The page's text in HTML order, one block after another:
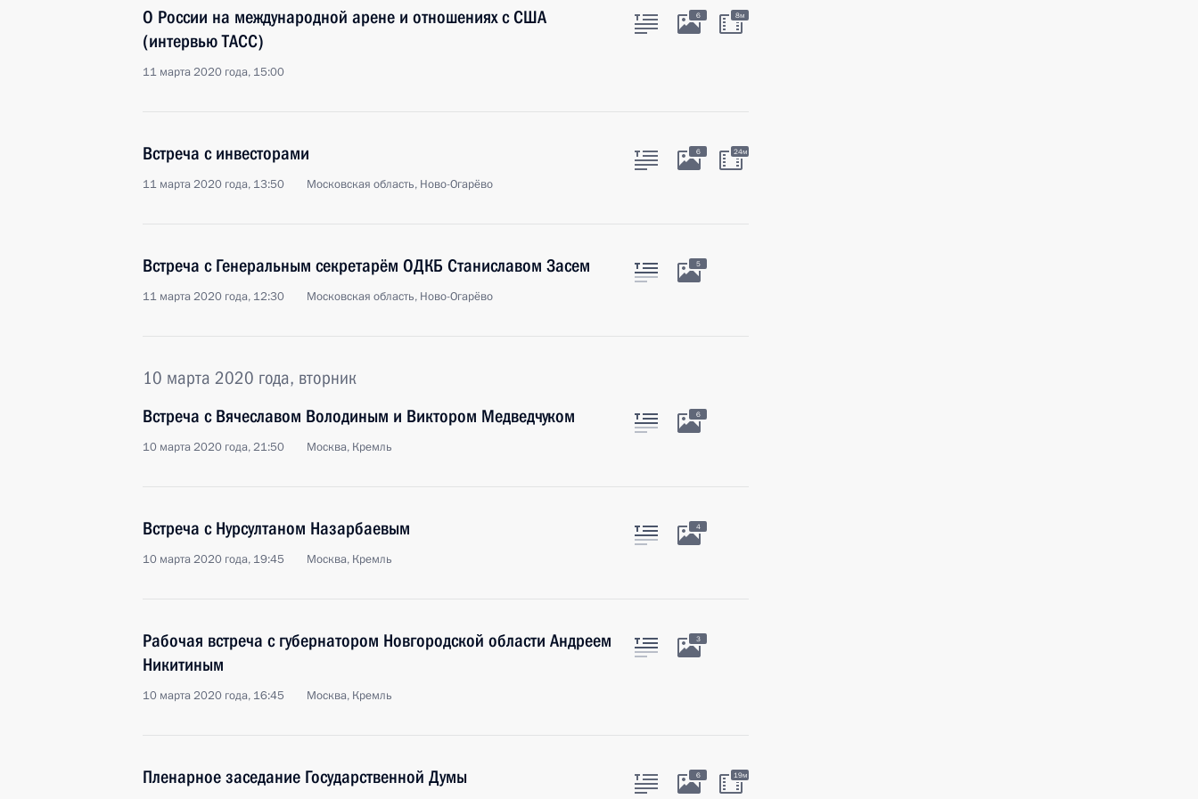
О России на международной арене и отношениях с США
(интервью ТАСС)
11 марта 2020 года, 15:00
6 8м
Встреча с инвесторами
11 марта 2020 года, 13:50 Московская область, Ново-Огарёво
6 24м
Встреча с Генеральным секретарём ОДКБ Станиславом Засем
11 марта 2020 года, 12:30 Московская область, Ново-Огарёво
5
10 марта 2020 года, вторник
Встреча с Вячеславом Володиным и Виктором Медведчуком
10 марта 2020 года, 21:50 Москва, Кремль
6
Встреча с Нурсултаном Назарбаевым
10 марта 2020 года, 19:45 Москва, Кремль
4
Рабочая встреча с губернатором Новгородской области Андреем
Никитиным
10 марта 2020 года, 16:45 Москва, Кремль
3
Пленарное заседание Государственной Думы 6 19м